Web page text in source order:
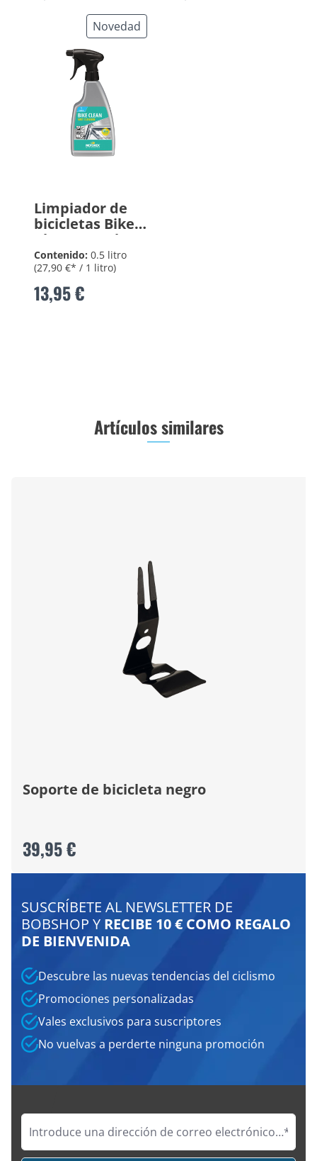
Novedad
Limpiador de
bicicletas Bike
Clean 500ml
Contenido: 0.5 litro
(27,90 €* / 1 litro)
13,95 €
Artículos similares
Soporte de bicicleta negro
39,95 €
SUSCRÍBETE AL NEWSLETTER DE
BOBSHOP Y RECIBE 10 € COMO REGALO
DE BIENVENIDA
Descubre las nuevas tendencias del ciclismo
Promociones personalizadas
Vales exclusivos para suscriptores
No vuelvas a perderte ninguna promoción